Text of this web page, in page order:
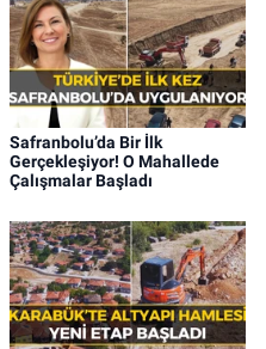
Safranbolu’da Bir İlk
Gerçekleşiyor! O Mahallede
Çalışmalar Başladı